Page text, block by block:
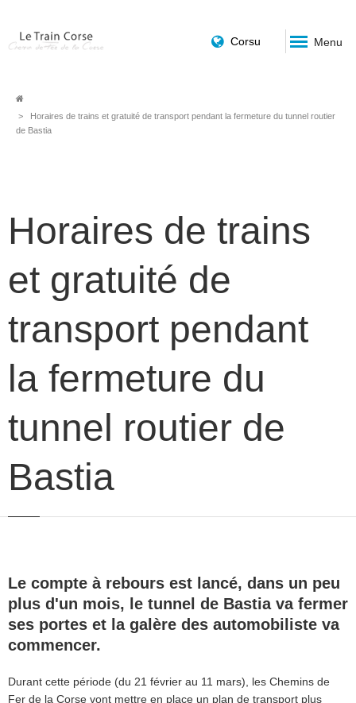
Corsu Menu
Fil
d'Ariane
Horaires de trains et gratuité de transport pendant la fermeture du tunnel routier
de Bastia
Horaires de trains
et gratuité de
transport pendant
la fermeture du
tunnel routier de
Bastia
Le compte à rebours est lancé, dans un peu
plus d'un mois, le tunnel de Bastia va fermer
ses portes et la galère des automobiliste va
commencer.
Durant cette période (du 21 février au 11 mars), les Chemins de
Fer de la Corse vont mettre en place un plan de transport plus